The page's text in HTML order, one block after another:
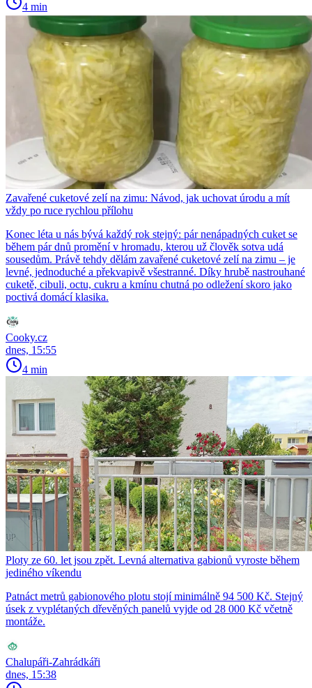
4 min
Zavařené cuketové zelí na zimu: Návod, jak uchovat úrodu a mít
vždy po ruce rychlou přílohu
Konec léta u nás bývá každý rok stejný: pár nenápadných cuket se
během pár dnů promění v hromadu, kterou už člověk sotva udá
sousedům. Právě tehdy dělám zavařené cuketové zelí na zimu – je
levné, jednoduché a překvapivě všestranné. Díky hrubě nastrouhané
cuketě, cibuli, octu, cukru a kmínu chutná po odležení skoro jako
poctivá domácí klasika.
Cooky.cz
dnes, 15:55
4 min
Ploty ze 60. let jsou zpět. Levná alternativa gabionů vyroste během
jediného víkendu
Patnáct metrů gabionového plotu stojí minimálně 94 500 Kč. Stejný
úsek z vyplétaných dřevěných panelů vyjde od 28 000 Kč včetně
montáže.
Chalupáři-Zahrádkáři
dnes, 15:38